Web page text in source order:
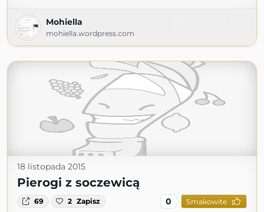
Mohiella
mohiella.wordpress.com
18 listopada 2015
Pierogi z soczewicą
69 2 Zapisz 0 Smakowite